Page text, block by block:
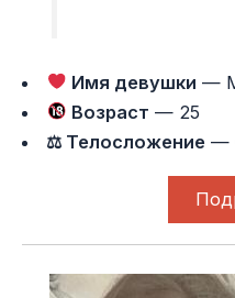
Имя девушки —
Возраст — 25
⚖ Телосложение —